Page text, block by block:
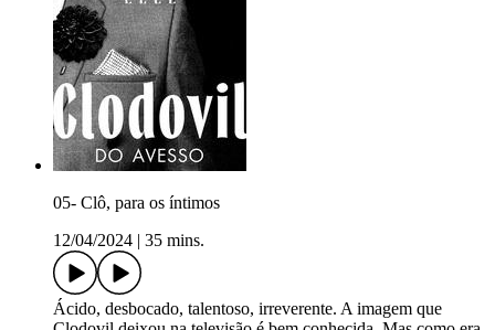
05- Clô, para os íntimos
12/04/2024
35 mins.
Ácido, desbocado, talentoso, irreverente. A imagem que